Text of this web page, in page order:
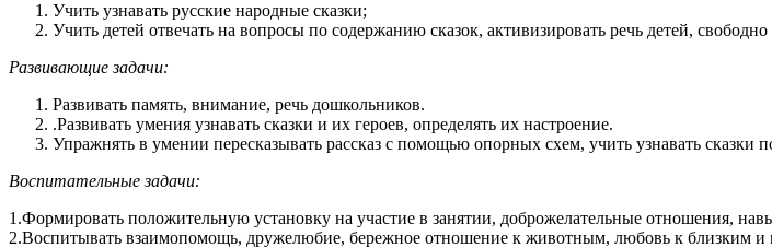
Учить узнавать русские народные сказки;
Учить детей отвечать на вопросы по содержанию сказок, активизировать речь детей,
Развивающие задачи:
Развивать память, внимание, речь дошкольников.
.Развивать умения узнавать сказки и их героев, определять их настроение.
Упражнять в умении пересказывать рассказ с помощью опорных схем, учить узнавать сказки
Воспитательные задачи:
1.Формировать положительную установку на участие в занятии, доброжелательные отношения,
2.Воспитывать взаимопомощь, дружелюбие, бережное отношение к животным, любовь к близким и